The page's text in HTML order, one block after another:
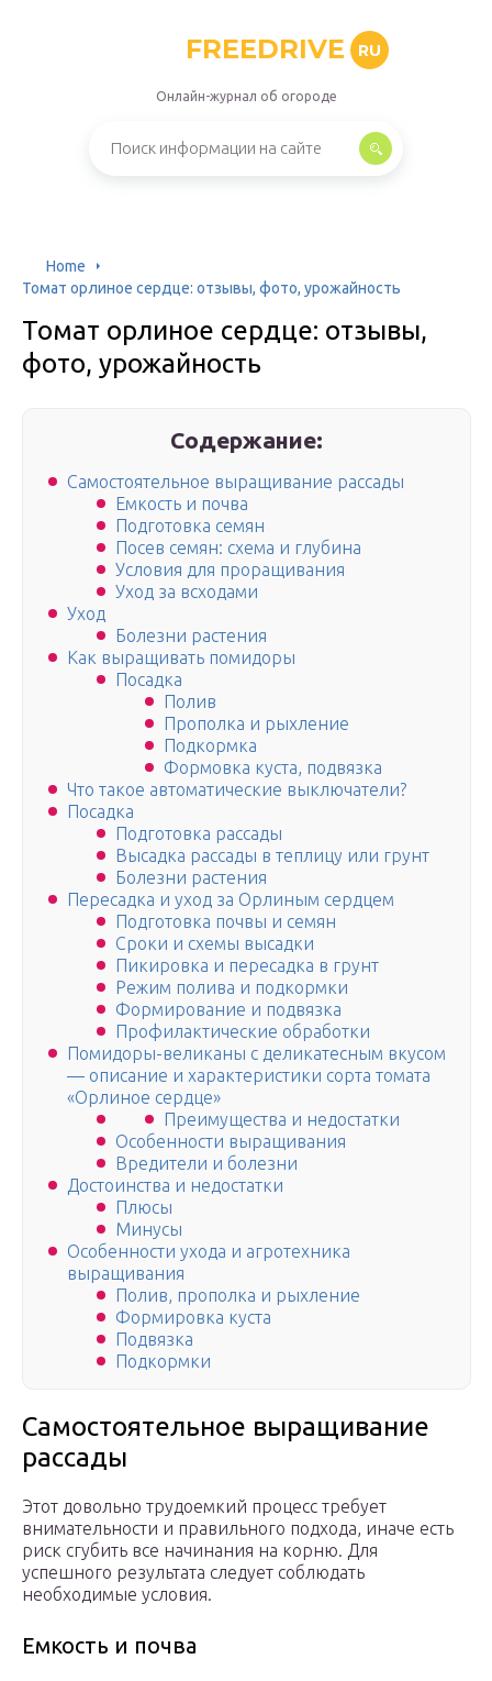
FREEDRIVE RU
Онлайн-журнал об огороде
Home
Томат орлиное сердце: отзывы, фото, урожайность
Томат орлиное сердце: отзывы,
фото, урожайность
Содержание:
Самостоятельное выращивание рассады
Емкость и почва
Подготовка семян
Посев семян: схема и глубина
Условия для проращивания
Уход за всходами
Уход
Болезни растения
Как выращивать помидоры
Посадка
Полив
Прополка и рыхление
Подкормка
Формовка куста, подвязка
Что такое автоматические выключатели?
Посадка
Подготовка рассады
Высадка рассады в теплицу или грунт
Болезни растения
Пересадка и уход за Орлиным сердцем
Подготовка почвы и семян
Сроки и схемы высадки
Пикировка и пересадка в грунт
Режим полива и подкормки
Формирование и подвязка
Профилактические обработки
Помидоры-великаны с деликатесным вкусом
— описание и характеристики сорта томата
«Орлиное сердце»
Преимущества и недостатки
Особенности выращивания
Вредители и болезни
Достоинства и недостатки
Плюсы
Минусы
Особенности ухода и агротехника
выращивания
Полив, прополка и рыхление
Формировка куста
Подвязка
Подкормки
Самостоятельное выращивание
рассады
Этот довольно трудоемкий процесс требует
внимательности и правильного подхода, иначе есть
риск сгубить все начинания на корню. Для
успешного результата следует соблюдать
необходимые условия.
Емкость и почва